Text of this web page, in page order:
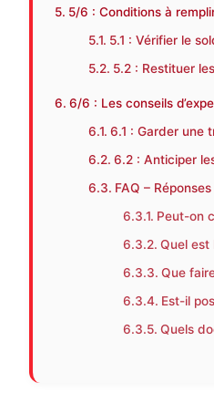
5/6 : Conditions à
5.1 : Vérifier le
5.2 : Restituer
6/6 : Les conseils
6.1 : Garder une
6.2 : Anticiper
FAQ –
Peut-on
Quel est
Que
Est-il
Quels